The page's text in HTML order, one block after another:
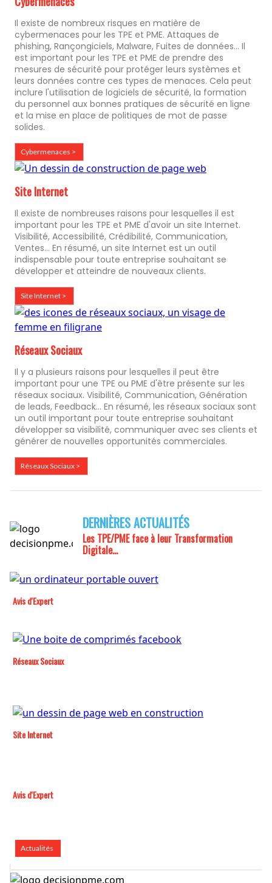
Il existe de nombreux risques en matière de
cybermenaces pour les TPE et PME. Attaques de
phishing, Rançongiciels, Malware, Fuites de données... Il
est important pour les TPE et PME de prendre des
mesures de sécurité pour protéger leurs systèmes et
leurs données contre ces types de menaces. Cela peut
inclure l'utilisation de logiciels de sécurité, la formation
du personnel aux bonnes pratiques de sécurité en ligne
et la mise en place de politiques de mot de passe
solides.
Cybermenaces >
Site Internet
Il existe de nombreuses raisons pour lesquelles il est
important pour les TPE et PME d'avoir un site Internet.
Visibilité, Accessibilité, Crédibilité, Communication,
Ventes... En résumé, un site Internet est un outil
indispensable pour toute entreprise souhaitant se
développer et atteindre de nouveaux clients.
Site Internet >
Réseaux Sociaux
Il y a plusieurs raisons pour lesquelles il peut être
important pour une TPE ou PME d'être présente sur les
réseaux sociaux. Visibilité, Communication, Génération
de leads, Feedback... En résumé, les réseaux sociaux sont
un outil important pour toute entreprise souhaitant
développer sa visibilité, communiquer avec ses clients et
générer de nouvelles opportunités commerciales.
Réseaux Sociaux >
DERNIÈRES ACTUALITÉS
Les TPE/PME face à leur Transformation
Digitale...
Avis d'Expert
Réseaux Sociaux
Site Internet
Avis d'Expert
Actualités